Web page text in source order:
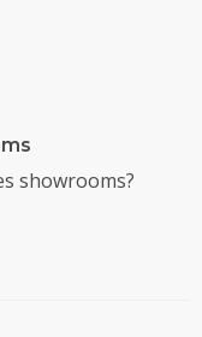
showrooms?